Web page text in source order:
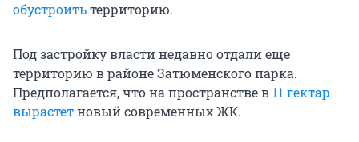
обустроитьтерриторию.
Под застройку власти недавно отдали еще
территорию в районе Затюменского парка.
Предполагается, что на пространстве в 11 гектар
вырастетновый современных ЖК.